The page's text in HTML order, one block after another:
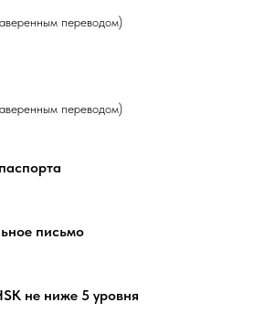
переводом)
переводом)
письмо
не ниже 5 уровня